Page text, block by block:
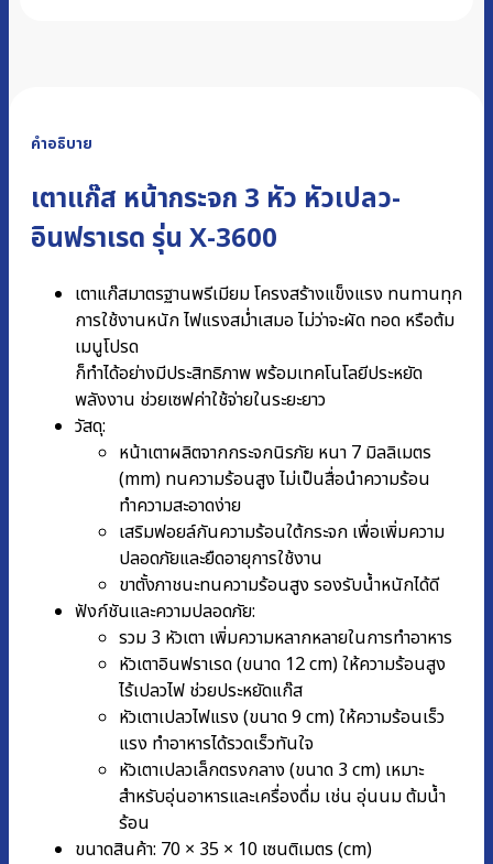
คำอธิบาย
เตาแก๊ส หน้ากระจก 3 หัว หัวเปลว-
อินฟราเรด รุ่น X-3600
เตาแก๊สมาตรฐานพรีเมียม โครงสร้างแข็งแรง ทนทานทุก
การใช้งานหนัก ไฟแรงสม่ำเสมอ ไม่ว่าจะผัด ทอด หรือต้ม
เมนูโปรด
ก็ทำได้อย่างมีประสิทธิภาพ พร้อมเทคโนโลยีประหยัด
พลังงาน ช่วยเซฟค่าใช้จ่ายในระยะยาว
วัสดุ:
หน้าเตาผลิตจากกระจกนิรภัย หนา 7 มิลลิเมตร
(mm) ทนความร้อนสูง ไม่เป็นสื่อนำความร้อน
ทำความสะอาดง่าย
เสริมฟอยล์กันความร้อนใต้กระจก เพื่อเพิ่มความ
ปลอดภัยและยืดอายุการใช้งาน
ขาตั้งภาชนะทนความร้อนสูง รองรับน้ำหนักได้ดี
ฟังก์ชันและความปลอดภัย:
รวม 3 หัวเตา เพิ่มความหลากหลายในการทำอาหาร
หัวเตาอินฟราเรด (ขนาด 12 cm) ให้ความร้อนสูง
ไร้เปลวไฟ ช่วยประหยัดแก๊ส
หัวเตาเปลวไฟแรง (ขนาด 9 cm) ให้ความร้อนเร็ว
แรง ทำอาหารได้รวดเร็วทันใจ
หัวเตาเปลวเล็กตรงกลาง (ขนาด 3 cm) เหมาะ
สำหรับอุ่นอาหารและเครื่องดื่ม เช่น อุ่นนม ต้มน้ำ
ร้อน
ขนาดสินค้า: 70 × 35 × 10 เซนติเมตร (cm)